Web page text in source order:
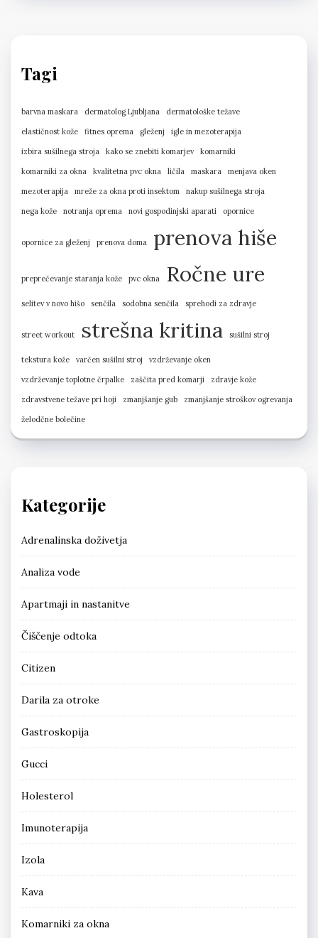
Tagi
barvna maskara dermatolog Ljubljana
dermatološke težave
elastičnost kože
fitnes oprema gleženj
igle in mezoterapija
izbira sušilnega stroja
kako se znebiti komarjev
komarniki
komarniki za okna
kvalitetna pvc okna ličila maskara
menjava oken
mezoterapija
mreže za okna proti insektom
nakup sušilnega stroja
nega kože
notranja oprema novi gospodinjski aparati opornice
opornice za gleženj prenova doma prenova hiše
preprečevanje staranja kože pvc okna Ročne ure
selitev v novo hišo senčila sodobna senčila sprehodi za zdravje
street workout strešna kritina sušilni stroj
tekstura kože varčen sušilni stroj
vzdrževanje oken
vzdrževanje toplotne črpalke
zaščita pred komarji
zdravje kože
zdravstvene težave pri hoji
zmanjšanje gub
zmanjšanje stroškov ogrevanja
želodčne bolečine
Kategorije
Adrenalinska doživetja
Analiza vode
Apartmaji in nastanitve
Čiščenje odtoka
Citizen
Darila za otroke
Gastroskopija
Gucci
Holesterol
Imunoterapija
Izola
Kava
Komarniki za okna